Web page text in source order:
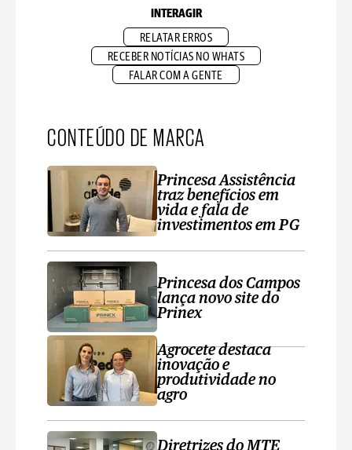
INTERAGIR
RELATAR ERROS
RECEBER NOTÍCIAS NO WHATS
FALAR COM A GENTE
CONTEÚDO DE MARCA
Princesa Assistência
traz benefícios em
vida e fala de
investimentos em PG
Princesa dos Campos
lança novo site do
Prinex
Agrocete destaca
inovação e
produtividade no
agro
Diretrizes do MTE